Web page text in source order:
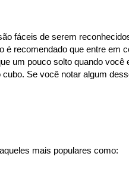
fáceis de serem
recomendado que entre em
um pouco solto quando
Se você notar algum
mais populares como: